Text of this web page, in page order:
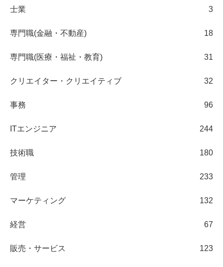
士業 3
専門職(金融・不動産) 18
専門職(医療・福祉・教育) 31
クリエイター・クリエイティブ 32
事務 96
ITエンジニア 244
技術職 180
管理 233
マーケティング 132
経営 67
販売・サービス 123